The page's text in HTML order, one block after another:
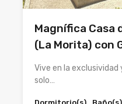
Magnífica Casa
(La Morita) con
Vive en la exclusividad
solo…